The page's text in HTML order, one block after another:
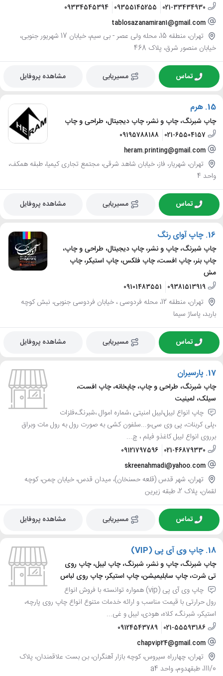
021-33434930
09355145255
09334545394
tablosazanamiran1@gmail.com
تهران، منطقه 15، محله ولی عصر - بی سیم، خیابان 17 شهریور جنوبی،
خیابان منصور شرق، پلاک 468
تماس مسیریابی مشاهده پروفایل
15. هرم
چاپ شبرنگ، چاپ و نشر، چاپ دیجیتال، طراحی و چاپ
021-65504157
09195788188
heram.printing@gmail.com
تهران، شهریار، فاز، خیابان شاهد شرقی، مجتمع تجاری کیمیا، طبقه همکف،
واحد 4
تماس مسیریابی مشاهده پروفایل
16. چاپ آوای رنگ
چاپ شبرنگ، چاپ و نشر، چاپ دیجیتال، طراحی و چاپ،
چاپ بنر، چاپ افست، چاپ فلکس، چاپ استیکر، چاپ
مش
09381513919
09101483551
تهران، منطقه 12، محله فردوسی ، خیابان فردوسی جنوبی، نبش کوچه
باربد، پاساژ سیما
تماس مسیریابی مشاهده پروفایل
17. پارسیران
چاپ شبرنگ، طراحی و چاپ، چاپخانه، چاپ افست،
سیلک، لمینیت
چاپ انواع لیبل،لیبل امنیتی ،شماره اموال ،شبرنگ،فلزات
،پلی کربنات، پی وی سی،و...سلفون کشی به صورت رول به رول مات وبراق
برروی انواع لیبل کاغذو فیلم ، چ...
021-46879330
09121797596
skreenahmadi@yahoo.com
تهران، شهر قدس (قلعه حسنخان)، میدان قدس، خیابان چمن، کوچه
لقمان، پلاک 2، طبقه زیرین
تماس مسیریابی مشاهده پروفایل
18. چاپ وی آی پی (VIP)
چاپ شبرنگ، چاپ و نشر، شبرنگ، چاپ لیبل، چاپ روی
تی شرت، چاپ سابلیمیشن، چاپ استیکر، چاپ روی لباس
چاپ وی آی پی (vip) همواره توانسته با فروش انواع
رول حرارتی با قیمت مناسب و ارائه خدمات متنوع انواع چاپ روی پارچه،
استیکر، شبرنگ، کلاه، هودی، لیبل و غی...
021-55593186
09124543789
chapvip24@gmail.com
تهران، چهارراه سیروس، کوچه بازار آهنگران، بن بست علاقمندان، پلاک
111/0، طبقهدوم، واحد a4